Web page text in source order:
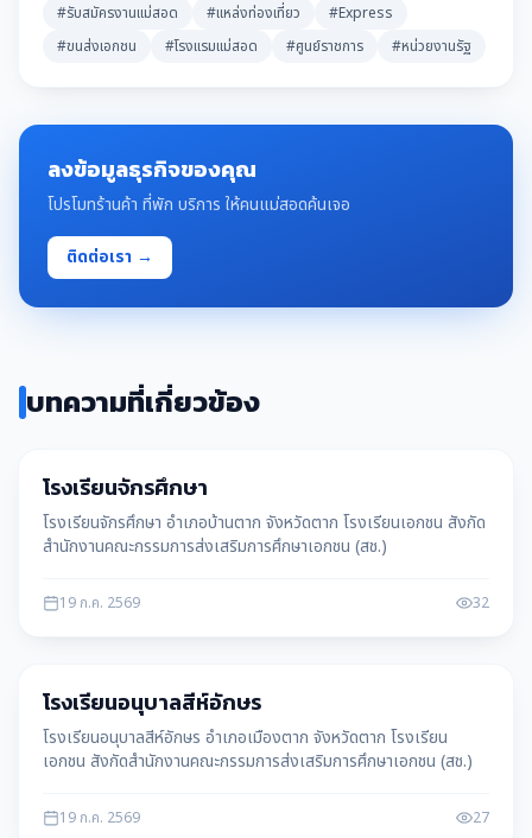
#รับสมัครงานแม่สอด
#แหล่งท่องเที่ยว
#Express
#ขนส่งเอกชน
#โรงแรมแม่สอด #ศูนย์ราชการ #หน่วยงานรัฐ
ลงข้อมูลธุรกิจของคุณ
โปรโมทร้านค้า ที่พัก บริการ ให้คนแม่สอดค้นเจอ
ติดต่อเรา →
บทความที่เกี่ยวข้อง
โรงเรียน
โรงเรียนจักรศึกษา
โรงเรียนจักรศึกษา อำเภอบ้านตาก จังหวัดตาก โรงเรียนเอกชน สังกัด
สำนักงานคณะกรรมการส่งเสริมการศึกษาเอกชน (สช.)
19 ก.ค. 2569 32
โรงเรียน
โรงเรียนอนุบาลสีห์อักษร
โรงเรียนอนุบาลสีห์อักษร อำเภอเมืองตาก จังหวัดตาก โรงเรียน
เอกชน สังกัดสำนักงานคณะกรรมการส่งเสริมการศึกษาเอกชน (สช.)
19 ก.ค. 2569 27